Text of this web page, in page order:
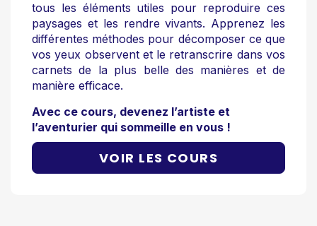
tous les éléments utiles pour reproduire ces
paysages et les rendre vivants. Apprenez les
différentes méthodes pour décomposer ce que
vos yeux observent et le retranscrire dans vos
carnets de la plus belle des manières et de
manière efficace.
Avec ce cours, devenez l’artiste et
l’aventurier qui sommeille en vous !
VOIR LES COURS